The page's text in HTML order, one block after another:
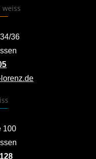
36
100